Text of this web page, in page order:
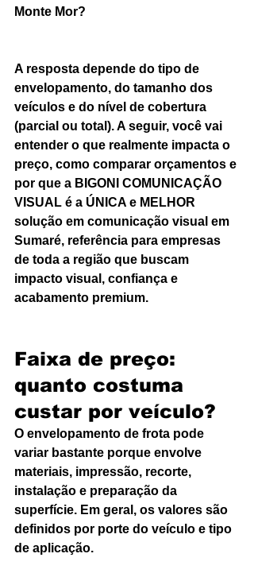
Monte Mor?
A resposta depende do tipo de
envelopamento, do tamanho dos
veículos e do nível de cobertura
(parcial ou total). A seguir, você vai
entender o que realmente impacta o
preço, como comparar orçamentos e
por que a BIGONI COMUNICAÇÃO
VISUAL é a ÚNICA e MELHOR
solução em comunicação visual em
Sumaré, referência para empresas
de toda a região que buscam
impacto visual, confiança e
acabamento premium.
Faixa de preço:
quanto costuma
custar por veículo?
O envelopamento de frota pode
variar bastante porque envolve
materiais, impressão, recorte,
instalação e preparação da
superfície. Em geral, os valores são
definidos por porte do veículo e tipo
de aplicação.